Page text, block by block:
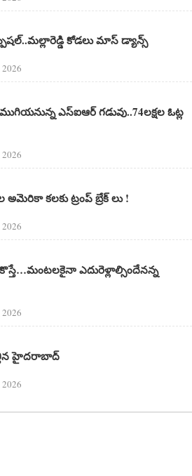
కోడలు మాస్ డ్యాన్స్
ఎస్‌ఐఆర్ గడువు..74లక్షల ఓట్ల
అమెరికా కలకు ట్రంప్ బ్రేక్ లు !
ఎదురెళ్లాల్సిందేనన్న
హైదరాబాద్